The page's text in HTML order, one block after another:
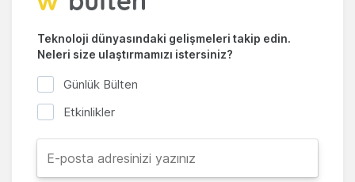
Teknoloji dünyasındaki gelişmeleri takip edin.
Neleri size ulaştırmamızı istersiniz?
Günlük Bülten
Etkinlikler